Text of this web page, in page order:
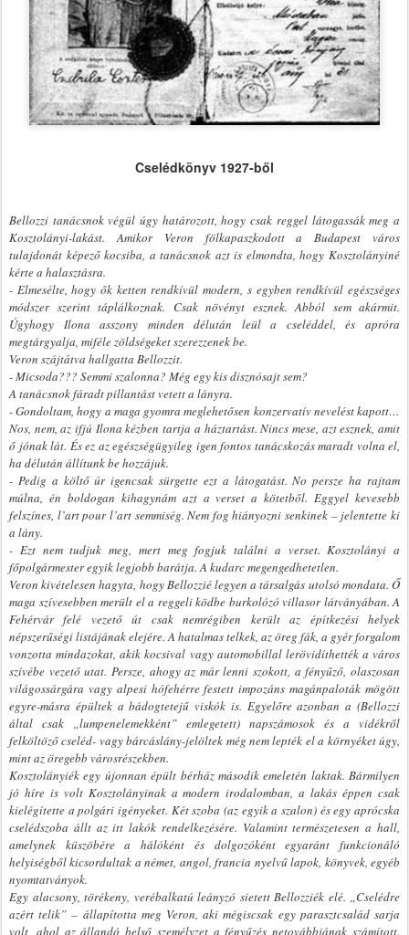
Cselédkönyv 1927-ből
Bellozzi tanácsnok végül úgy határozott, hogy csak reggel látogassák meg a
Kosztolányi-lakást. Amikor Veron fölkapaszkodott a Budapest város
tulajdonát képező kocsiba, a tanácsnok azt is elmondta, hogy Kosztolányiné
kérte a halasztásra.
- Elmesélte, hogy ők ketten rendkívül modern, s egyben rendkívül egészséges
módszer szerint táplálkoznak. Csak növényt esznek. Abból sem akármit.
Úgyhogy Ilona asszony minden délután leül a cseléddel, és apróra
megtárgyalja, miféle zöldségeket szerezzenek be.
Veron szájtátva hallgatta Bellozzit.
- Micsoda??? Semmi szalonna? Még egy kis disznósajt sem?
A tanácsnok fáradt pillantást vetett a lányra.
- Gondoltam, hogy a maga gyomra meglehetősen konzervatív nevelést kapott…
Nos, nem, az ifjú Ilona kézben tartja a háztartást. Nincs mese, azt esznek, amit
ő jónak lát. És ez az egészségügyileg igen fontos tanácskozás maradt volna el,
ha délután állítunk be hozzájuk.
- Pedig a költő úr igencsak sürgette ezt a látogatást. No persze ha rajtam
múlna, én boldogan kihagynám azt a verset a kötetből. Eggyel kevesebb
felszínes, l’art pour l’art semmiség. Nem fog hiányozni senkinek – jelentette ki
a lány.
- Ezt nem tudjuk meg, mert meg fogjuk találni a verset. Kosztolányi a
főpolgármester egyik legjobb barátja. A kudarc megengedhetetlen.
Veron kivételesen hagyta, hogy Bellozzié legyen a társalgás utolsó mondata. Ő
maga szívesebben merült el a reggeli ködbe burkolózó villasor látványában. A
Fehérvár felé vezető út csak nemrégiben került az építkezési helyek
népszerűségi listájának elejére. A hatalmas telkek, az öreg fák, a gyér forgalom
vonzotta mindazokat, akik kocsival vagy automobillal lerövidíthették a város
szívébe vezető utat. Persze, ahogy az már lenni szokott, a fényűző, olaszosan
világossárgára vagy alpesi hófehérre festett impozáns magánpaloták mögött
egyre-másra épültek a bádogtetejű viskók is. Egyelőre azonban a (Bellozzi
által csak „lumpenelemekként” emlegetett) napszámosok és a vidékről
felköltöző cseléd- vagy bárcáslány-jelöltek még nem lepték el a környéket úgy,
mint az öregebb városrészekben.
Kosztolányiék egy újonnan épült bérház második emeletén laktak. Bármilyen
jó híre is volt Kosztolányinak a modern irodalomban, a lakás éppen csak
kielégítette a polgári igényeket. Két szoba (az egyik a szalon) és egy aprócska
cselédszoba állt az itt lakók rendelkezésére. Valamint természetesen a hall,
amelynek küszöbére a hálóként és dolgozóként egyaránt funkcionáló
helyiségből kicsordultak a német, angol, francia nyelvű lapok, könyvek, egyéb
nyomtatványok.
Egy alacsony, törékeny, verébalkatú leányzó sietett Bellozziék elé. „Cselédre
azért telik” – állapította meg Veron, aki mégiscsak egy parasztcsalád sarja
volt, ahol az állandó belső személyzet a fényűzés netovábbjának számított.